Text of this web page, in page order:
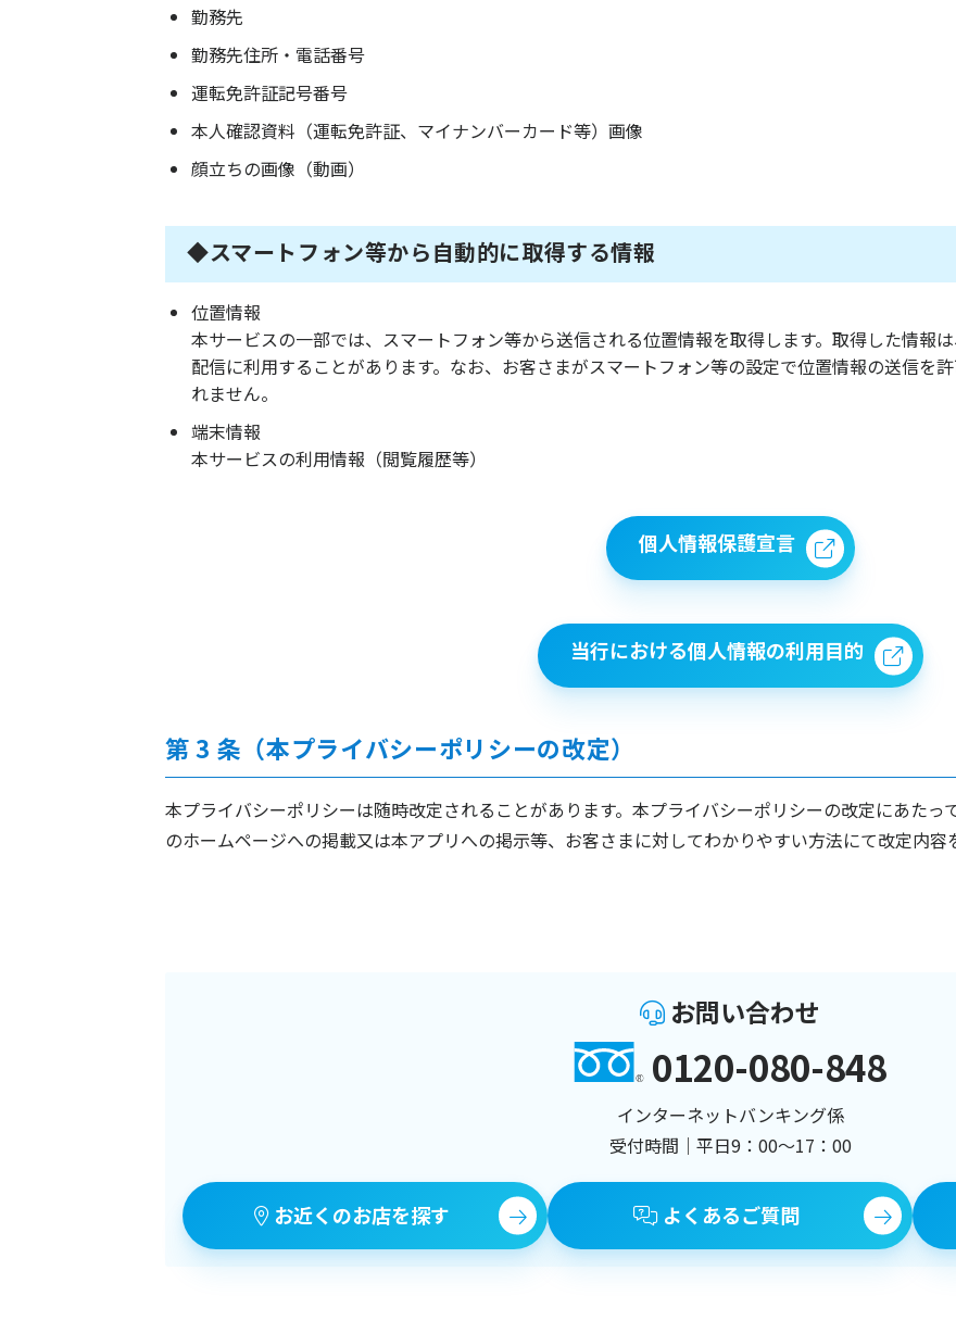
勤務先
勤務先住所・電話番号
運転免許証記号番号
本人確認資料（運転免許証、マイナンバーカード等）画像
顔立ちの画像（動画）
◆スマートフォン等から自動的に取得する情報
位置情報
本サービスの一部では、スマートフォン等から送信される位置情報を取得します。取得した情報
配信に利用することがあります。なお、お客さまがスマートフォン等の設定で位置情報の送信を
れません。
端末情報
本サービスの利用情報（閲覧履歴等）
個人情報保護宣言
当行における個人情報の利用目的
第 3 条（本プライバシーポリシーの改定）
本プライバシーポリシーは随時改定されることがあります。本プライバシーポリシーの改定にあた
のホームページへの掲載又は本アプリへの掲示等、お客さまに対してわかりやすい方法にて改定内容
お問い合わせ
0120-080-848
インターネットバンキング係
受付時間｜平日9：00～17：00
お近くのお店を探す よくあるご質問